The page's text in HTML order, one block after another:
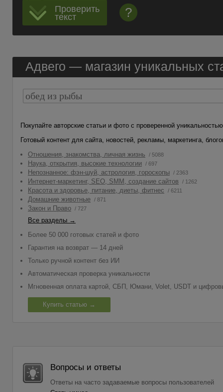
Проверить
текст
?
Адвего — магазин уникальных
Покупайте авторские статьи и фото с проверенной
Готовый контент для сайта, новостей, рекламы, маркетинга,
Отношения, знакомства, личная жизнь
/ 5088
Наука, открытия, высокие технологии / 697
Непознанное: фэн-шуй, астрология, гороскопы / 2363
Интернет-маркетинг, SEO, SMM, создание сайтов / 1262
Красота и здоровье, питание, диеты, фитнес / 6211
Домашние животные / 871
Закон и Право / 727
Все разделы →
Более 50 000 готовых статей и фото
Гарантия на возврат — 14 дней
Только ручной контент без ИИ
Автоматическая проверка уникальности
Мгновенная оплата картой, СБП, Юмани, Volet, USDT и
Купить статью →
Вопросы и ответы
Ответы на часто задаваемые вопросы пользователей